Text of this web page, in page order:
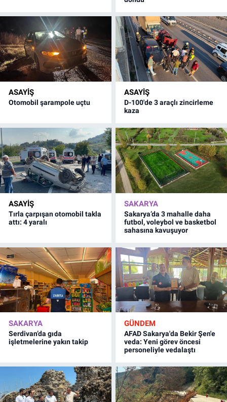
ASAYİŞ
Otomobil şarampole uçtu
ASAYİŞ
D-100'de 3 araçlı zincirleme
kaza
ASAYİŞ
Tırla çarpışan otomobil takla
attı: 4 yaralı
SAKARYA
Sakarya’da 3 mahalle daha
futbol, voleybol ve basketbol
sahasına kavuşuyor
SAKARYA
Serdivan’da gıda
işletmelerine yakın takip
GÜNDEM
AFAD Sakarya'da Bekir Şen'e
veda: Yeni görev öncesi
personeliyle vedalaştı